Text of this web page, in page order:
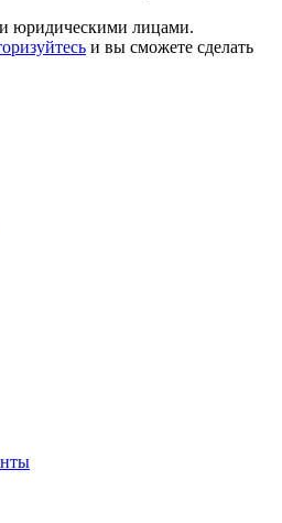
юридическими лицами.
и вы сможете сделать